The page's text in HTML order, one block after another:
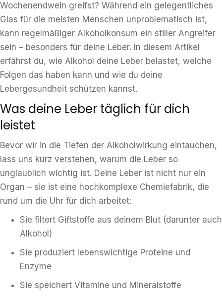
Wochenendwein greifst? Während ein gelegentliches
Glas für die meisten Menschen unproblematisch ist,
kann regelmäßiger Alkoholkonsum ein stiller Angreifer
sein – besonders für deine Leber. In diesem Artikel
erfährst du, wie Alkohol deine Leber belastet, welche
Folgen das haben kann und wie du deine
Lebergesundheit schützen kannst.
Was deine Leber täglich für dich
leistet
Bevor wir in die Tiefen der Alkoholwirkung eintauchen,
lass uns kurz verstehen, warum die Leber so
unglaublich wichtig ist. Deine Leber ist nicht nur ein
Organ – sie ist eine hochkomplexe Chemiefabrik, die
rund um die Uhr für dich arbeitet:
Sie filtert Giftstoffe aus deinem Blut (darunter auch
Alkohol)
Sie produziert lebenswichtige Proteine und
Enzyme
Sie speichert Vitamine und Mineralstoffe